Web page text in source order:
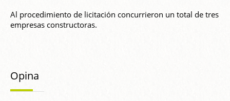
Al procedimiento de licitación concurrieron un total de tres
empresas constructoras.
Opina